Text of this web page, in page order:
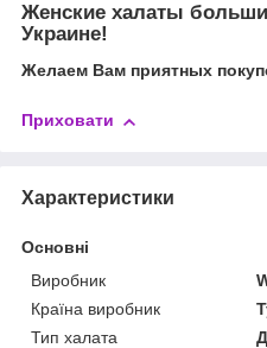
Женские халаты
Украине!
Желаем Вам приятных
Приховати
Характеристики
Основні
Виробник
Країна виробник
Тип халата